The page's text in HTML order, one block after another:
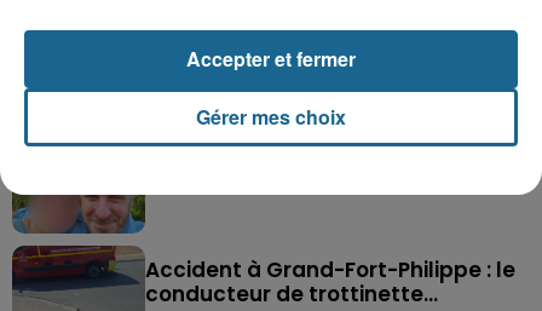
Hazebrouck : victime d'un accident,
Lucas s'en est allé brutalement...
Accident à Grand-Fort-Philippe : le
conducteur de trottinette...
Gérer mes choix
Accepter et fermer